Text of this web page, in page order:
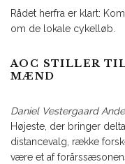
Rådet herfra er klart:
om de lokale cykelløb.
AOC STILLER
MÆND
Daniel Vestergaard
Højeste, der bringer
distancevalg, række
være et af